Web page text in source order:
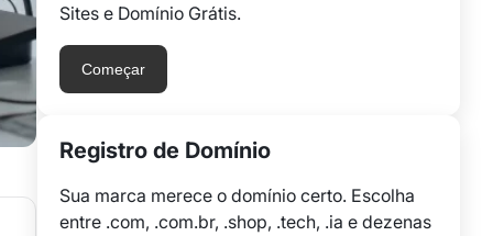
Sites e Domínio Grátis.
Começar
Registro de Domínio
Sua marca merece o domínio certo. Escolha
entre .com, .com.br, .shop, .tech, .ia e dezenas